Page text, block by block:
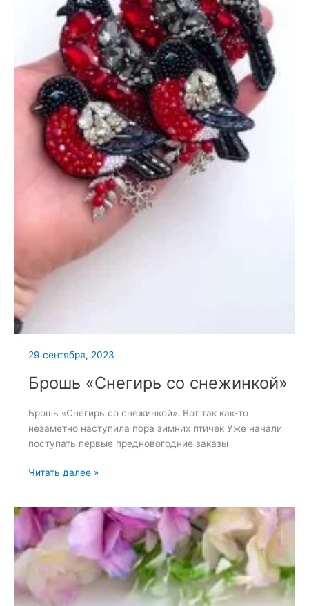
29 сентября, 2023
Брошь «Снегирь со снежинкой»
Брошь «Снегирь со снежинкой». Вот так как-то
незаметно наступила пора зимних птичек Уже начали
поступать первые предновогодние заказы
Брошь
снежинкой»
Читать далее »